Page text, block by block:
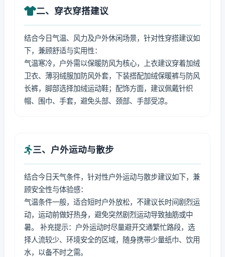
二、穿衣穿搭建议
结合今日气温、风力及户外休闲场景，针对性穿搭建议如
下，兼顾舒适与实用性：
气温寒冷，户外需以保暖防风为核心，上衣建议穿着加绒
卫衣、薄羽绒服加防风外套，下装搭配加绒保暖裤与防风
长裤，脚部选择加绒运动鞋；配饰方面，建议佩戴针织
帽、围巾、手套，避免头部、颈部、手部受凉。
三、户外运动与散步
结合今日天气条件，针对性户外运动与散步建议如下，兼
顾安全性与体验感：
气温条件一般，适合短时户外放松，不建议长时间剧烈运
动，运动前做好热身，避免突然剧烈运动导致抽筋或中
暑。 补充提示：户外运动时尽量避开交通繁忙路段，选
择人流较少、环境安全的区域，随身携带少量纸巾、饮用
水，以备不时之需。